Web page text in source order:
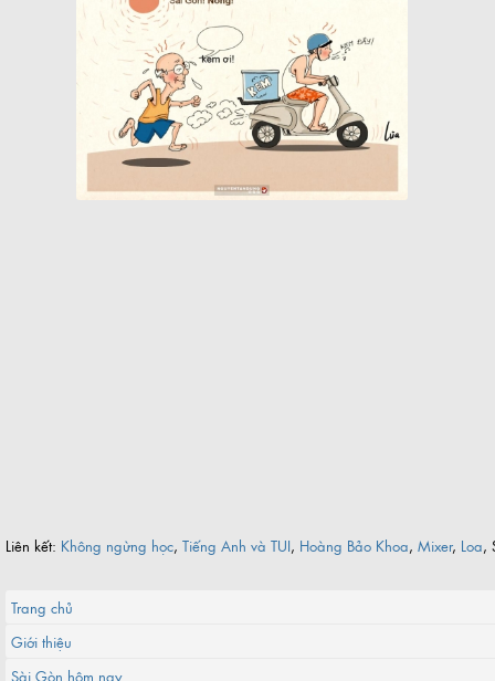
Quán cà phê bạc màu hơn nửa thế kỷ giữa lòng Sài Gòn
Chợ Bến Thành xưa tên thiệt là gì?
Khách sạn nổi 5 sao biểu tượng một thời của Sài Gòn
Cụ bà làm cửu vạn ở chợ đầu mối Sài Gòn
Liên kết: Không ngừng học, Tiếng Anh và TUI, Hoàng Bảo Khoa, Mixer, Loa,
Trang chủ
Giới thiệu
Sài Gòn hôm nay